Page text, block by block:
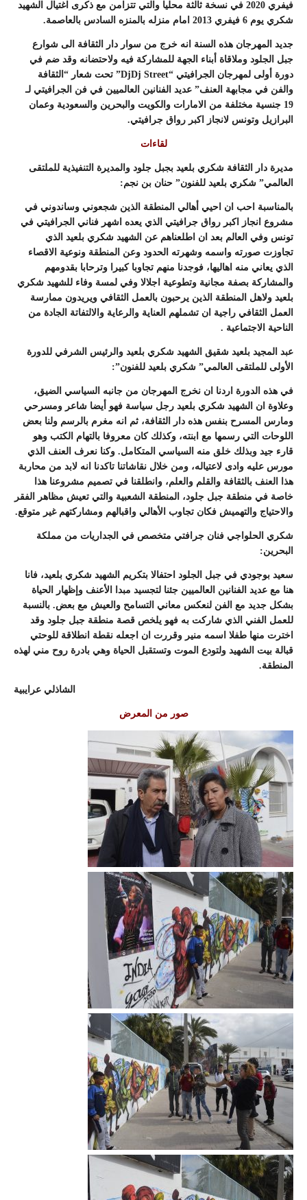
فيفري 2020 في نسخة ثالثة محليا والتي تتزامن مع ذكرى اغتيال الشهيد
شكري يوم 6 فيفري 2013 امام منزله بالمنزه السادس بالعاصمة.
جديد المهرجان هذه السنة انه خرج من سوار دار الثقافة الى شوارع
جبل الجلود وملاقاة أبناء الجهة للمشاركة فيه ولاحتضانه وقد ضم في
دورة أولى لمهرجان الجرافيتي “DjDj Street” تحت شعار “الثقافة
والفن في مجابهة العنف” عديد الفنانين العالميين في فن الجرافيتي لـ
19 جنسية مختلفة من الامارات والكويت والبحرين والسعودية وعمان
البرازيل وتونس لانجاز اكبر رواق جرافيتي.
لقاءات
مديرة دار الثقافة شكري بلعيد بجبل جلود والمديرة التنفيذية للملتقى
العالمي” شكري بلعيد للفنون” حنان بن نجم:
بالمناسبة احب ان احيي أهالي المنطقة الذين شجعوني وساندوني في
مشروع انجاز اكبر رواق جرافيتي الذي يعده اشهر فناني الجرافيتي في
تونس وفي العالم بعد ان اطلعناهم عن الشهيد شكري بلعيد الذي
تجاوزت صورته واسمه وشهرته الحدود وعن المنطقة ونوعية الاقصاء
الذي يعاني منه اهاليها، فوجدنا منهم تجاوبا كبيرا وترحابا بقدومهم
والمشاركة بصفة مجانية وتطوعية اجلالا وفي لمسة وفاء للشهيد شكري
بلعيد ولاهل المنطقة الذين يرحبون بالعمل الثقافي ويريدون ممارسة
العمل الثقافي راجية ان تشملهم العناية والرعاية والالتفاتة الجادة من
الناحية الاجتماعية .
عبد المجيد بلعيد شقيق الشهيد شكري بلعيد والرئيس الشرفي للدورة
الأولى للملتقى العالمي” شكري بلعيد للفنون”:
في هذه الدورة اردنا ان نخرج المهرجان من جانبه السياسي الضيق،
وعلاوة ان الشهيد شكري بلعيد رجل سياسة فهو أيضا شاعر ومسرحي
ومارس المسرح بنفس هذه دار الثقافة، ثم انه مغرم بالرسم ولنا بعض
اللوحات التي رسمها مع ابنته، وكذلك كان معروفا بالتهام الكتب وهو
قارء جيد وبذلك خلق منه السياسي المتكامل. وكنا نعرف العنف الذي
مورس عليه وادى لاعتياله، ومن خلال نقاشاتنا تاكدنا انه لابد من محاربة
هذا العنف بالثقافة والقلم والعلم، وانطلقنا في تصميم مشروعنا هذا
خاصة في منطقة جبل جلود، المنطقة الشعبية والتي تعيش مظاهر الفقر
والاحتياج والتهميش فكان تجاوب الأهالي واقبالهم ومشاركتهم غير متوقع.
شكري الحلواجي فنان جرافتي متخصص في الجداريات من مملكة
البحرين:
سعيد بوجودي في جبل الجلود احتفالا بتكريم الشهيد شكري بلعيد، فانا
هنا مع عديد الفنانين العالميين جئنا لتجسيد مبدا الأعنف وإظهار الحياة
بشكل جديد مع الفن لنعكس معاني التسامح والعيش مع بعض. بالنسبة
للعمل الفني الذي شاركت به فهو يلخص قصة منطقة جبل جلود وقد
اخترت منها طفلا اسمه منير وقررت ان اجعله نقطة انطلاقة للوحتي
قبالة بيت الشهيد ولتودع الموت وتستقبل الحياة وهي بادرة روح مني لهذه
المنطقة.
الشاذلي عرايبية
صور من المعرض